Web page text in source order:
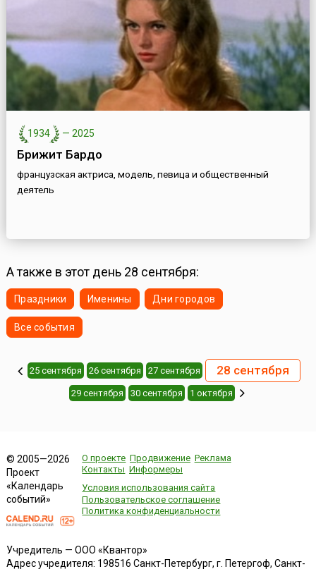
1934 — 2025
Брижит Бардо
французская актриса, модель, певица и общественный
деятель
А также в этот день 28 сентября:
Праздники Именины Дни городов
Все события
25 сентября 26 сентября 27 сентября 28 сентября
29 сентября 30 сентября 1 октября
© 2005—2026
Проект
«Календарь
событий»
О проекте Продвижение Реклама
Контакты Информеры
Условия использования сайта
Пользовательское соглашение
Политика конфиденциальности
Учредитель — ООО «Квантор»
Адрес учредителя: 198516 Санкт-Петербург, г. Петергоф, Санкт-